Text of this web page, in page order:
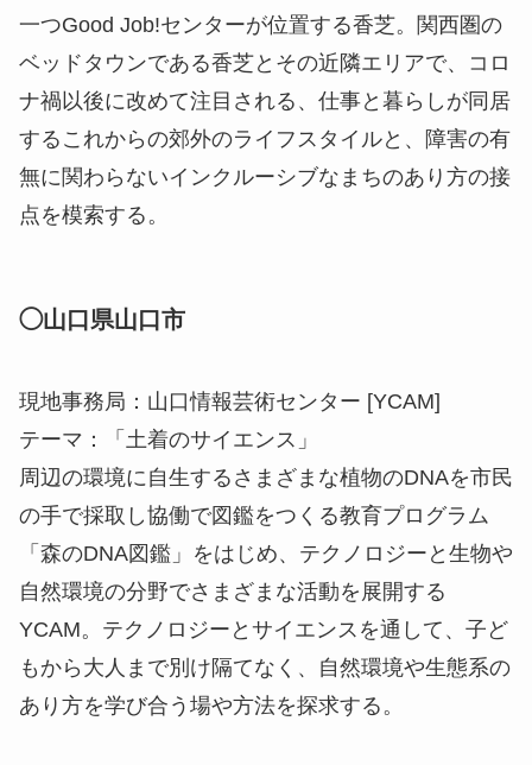
一つGood Job!センターが位置する香芝。関西圏の
ベッドタウンである香芝とその近隣エリアで、コロ
ナ禍以後に改めて注目される、仕事と暮らしが同居
するこれからの郊外のライフスタイルと、障害の有
無に関わらないインクルーシブなまちのあり方の接
点を模索する。
◯山口県山口市
現地事務局：山口情報芸術センター [YCAM]
テーマ：「土着のサイエンス」
周辺の環境に自生するさまざまな植物のDNAを市民
の手で採取し協働で図鑑をつくる教育プログラム
「森のDNA図鑑」をはじめ、テクノロジーと生物や
自然環境の分野でさまざまな活動を展開する
YCAM。テクノロジーとサイエンスを通して、子ど
もから大人まで別け隔てなく、自然環境や生態系の
あり方を学び合う場や方法を探求する。